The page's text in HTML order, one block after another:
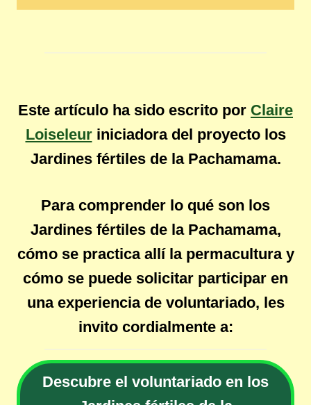
Este artículo ha sido escrito por Claire
Loiseleuriniciadora del proyecto los
Jardines fértiles de la Pachamama.
Para comprender lo qué son los
Jardines fértiles de la Pachamama,
cómo se practica allí la permacultura y
cómo se puede solicitar participar en
una experiencia de voluntariado, les
invito cordialmente a:
Descubre el voluntariado en los